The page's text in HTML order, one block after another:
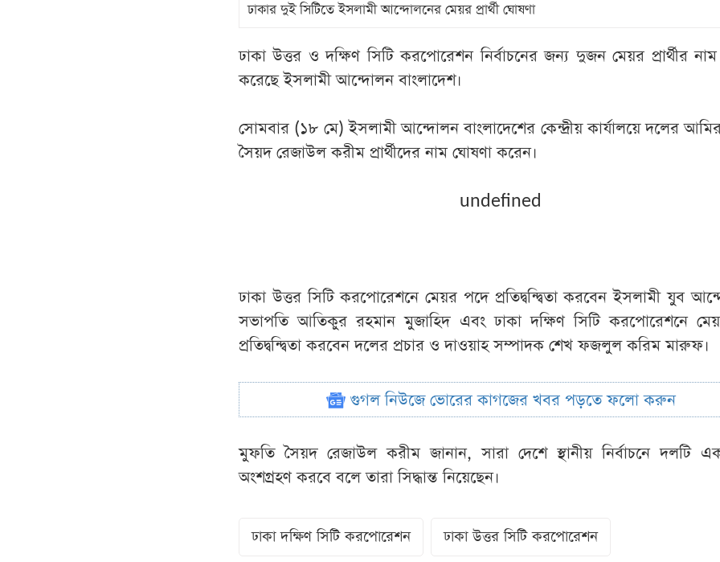
ঢাকার দুই সিটিতে ইসলামী আন্দোলনের মেয়র প্রার্থী ঘোষণা
ঢাকা উত্তর ও দক্ষিণ সিটি করপোরেশন নির্বাচনের জন্য দুজন মেয়র প্রার্থীর
করেছে ইসলামী আন্দোলন বাংলাদেশ।
সোমবার (১৮ মে) ইসলামী আন্দোলন বাংলাদেশের কেন্দ্রীয় কার্যালয়ে দলের
সৈয়দ রেজাউল করীম প্রার্থীদের নাম ঘোষণা করেন।
undefined
ঢাকা উত্তর সিটি করপোরেশনে মেয়র পদে প্রতিদ্বন্দ্বিতা করবেন ইসলামী যুব
সভাপতি আতিকুর রহমান মুজাহিদ এবং ঢাকা দক্ষিণ সিটি করপোরেশনে
প্রতিদ্বন্দ্বিতা করবেন দলের প্রচার ও দাওয়াহ সম্পাদক শেখ ফজলুল করিম মারুফ।
গুগল নিউজে ভোরের কাগজের খবর পড়তে ফলো করুন
মুফতি সৈয়দ রেজাউল করীম জানান, সারা দেশে স্থানীয় নির্বাচনে দলটি
অংশগ্রহণ করবে বলে তারা সিদ্ধান্ত নিয়েছেন।
ঢাকা দক্ষিণ সিটি করপোরেশন ঢাকা উত্তর সিটি করপোরেশন